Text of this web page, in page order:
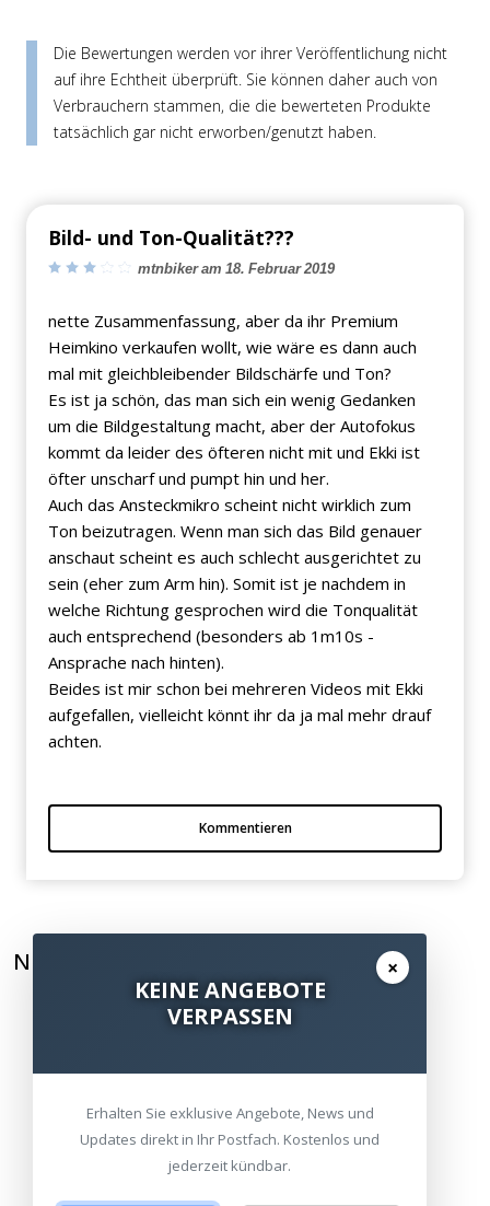
Die Bewertungen werden vor ihrer Veröffentlichung nicht
auf ihre Echtheit überprüft. Sie können daher auch von
Verbrauchern stammen, die die bewerteten Produkte
tatsächlich gar nicht erworben/genutzt haben.
Bild- und Ton-Qualität???
mtnbiker am 18. Februar 2019
nette Zusammenfassung, aber da ihr Premium
Heimkino verkaufen wollt, wie wäre es dann auch
mal mit gleichbleibender Bildschärfe und Ton?
Es ist ja schön, das man sich ein wenig Gedanken
um die Bildgestaltung macht, aber der Autofokus
kommt da leider des öfteren nicht mit und Ekki ist
öfter unscharf und pumpt hin und her.
Auch das Ansteckmikro scheint nicht wirklich zum
Ton beizutragen. Wenn man sich das Bild genauer
anschaut scheint es auch schlecht ausgerichtet zu
sein (eher zum Arm hin). Somit ist je nachdem in
welche Richtung gesprochen wird die Tonqualität
auch entsprechend (besonders ab 1m10s -
Ansprache nach hinten).
Beides ist mir schon bei mehreren Videos mit Ekki
aufgefallen, vielleicht könnt ihr da ja mal mehr drauf
achten.
Kommentieren
NEWSLETTER ABONNIEREN ×
KEINE ANGEBOTE
VERPASSEN
Erhalten Sie exklusive Angebote, News und
Updates direkt in Ihr Postfach. Kostenlos und
jederzeit kündbar.